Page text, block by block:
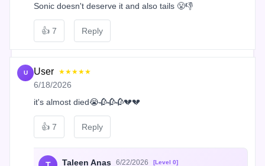
Sonic doesn't deserve it and also tails 😤👎
👍 7 Reply
U User ★★★★★
6/18/2026
it's almost died😭🥀🥀🥀💔💔
👍 7 Reply
Taleen Anas 6/22/2026 [Level 0]